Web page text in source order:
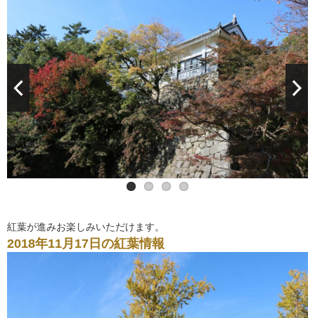
紅葉が進みお楽しみいただけます。
2018年11月17日の紅葉情報